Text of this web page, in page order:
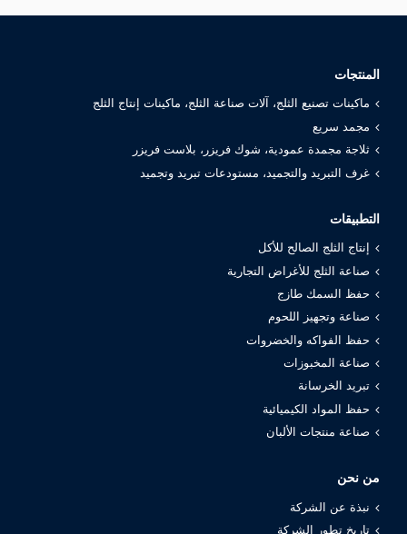
المنتجات
ماكينات تصنيع الثلج، آلات صناعة الثلج، ماكينات إنتاج الثلج
مجمد سريع
ثلاجة مجمدة عمودية، شوك فريزر، بلاست فريزر
غرف التبريد والتجميد، مستودعات تبريد وتجميد
التطبيقات
إنتاج الثلج الصالح للأكل
صناعة الثلج للأغراض التجارية
حفظ السمك طازج
صناعة وتجهيز اللحوم
حفظ الفواكه والخضروات
صناعة المخبوزات
تبريد الخرسانة
حفظ المواد الكيميائية
صناعة منتجات الألبان
من نحن
نبذة عن الشركة
تاريخ تطور الشركة